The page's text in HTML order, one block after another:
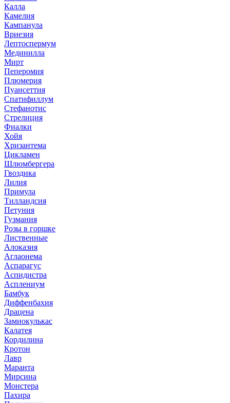
Калла
Камелия
Кампанула
Вриезия
Лептоспермум
Мединилла
Мирт
Пеперомия
Плюмерия
Пуансеттия
Спатифиллум
Стефанотис
Стрелиция
Фиалки
Хойя
Хризантема
Цикламен
Шлюмбергера
Гвоздика
Лилия
Примула
Тилландсия
Петуния
Гузмания
Розы в горшке
Лиственные
Алоказия
Аглаонема
Аспарагус
Аспидистра
Асплениум
Бамбук
Диффенбахия
Драцена
Замиокулькас
Калатея
Кордилина
Кротон
Лавр
Маранта
Мирсина
Монстера
Пахира